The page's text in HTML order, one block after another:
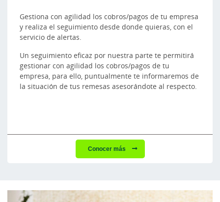
Gestiona con agilidad los cobros/pagos de tu empresa
y realiza el seguimiento desde donde quieras, con el
servicio de alertas.
Un seguimiento eficaz por nuestra parte te permitirá
gestionar con agilidad los cobros/pagos de tu
empresa, para ello, puntualmente te informaremos de
la situación de tus remesas asesorándote al respecto.
Conocer más